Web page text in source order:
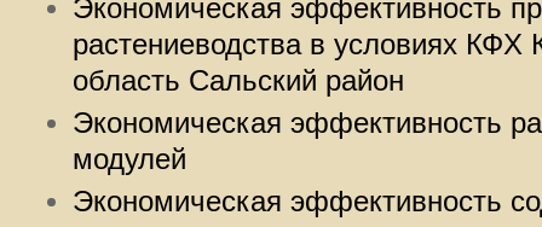
Экономическая эффективность
растениеводства в условиях КФХ
область Сальский район
Экономическая эффективность
модулей
Экономическая эффективность